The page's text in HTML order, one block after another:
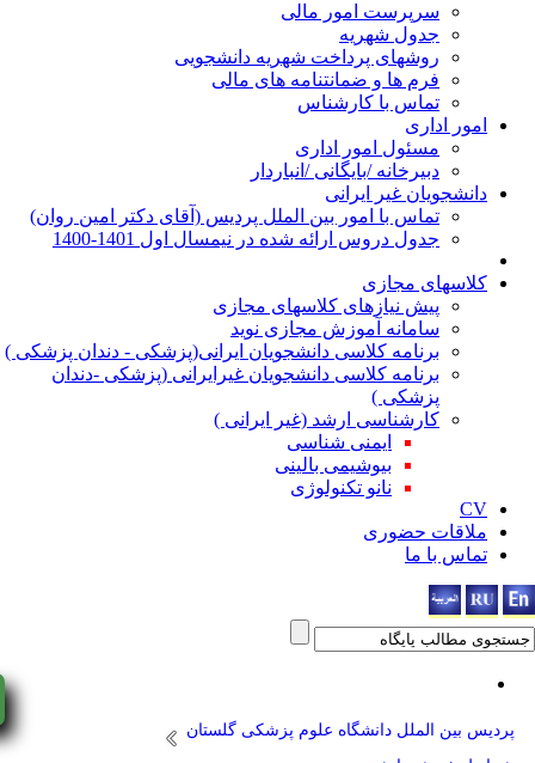
سرپرست امور مالی
جدول شهریه
روشهای پرداخت شهریه دانشجویی
فرم ها و ضمانتنامه های مالی
تماس با کارشناس
اداری
مسئول امور اداری
دبیرخانه /بایگانی /انباردار
غیر ایرانی
تماس با امور بین الملل پردیس (آقای دکتر امین روان)
جدول دروس ارائه شده در نیمسال اول 1401-1400
مجازی
پیش نیازهای کلاسهای مجازی
سامانه آموزش مجازی نوید
برنامه کلاسی دانشجویان ایرانی(پزشکی - دندان پزشکی )
برنامه کلاسی دانشجویان غیرایرانی (پزشکی -دندان
پزشکی )
کارشناسی ارشد (غیر ایرانی )
ایمنی شناسی
بیوشیمی بالینی
نانو تکنولوژی
حضوری
با ما
بین الملل دانشگاه علوم پزشکی گلستان